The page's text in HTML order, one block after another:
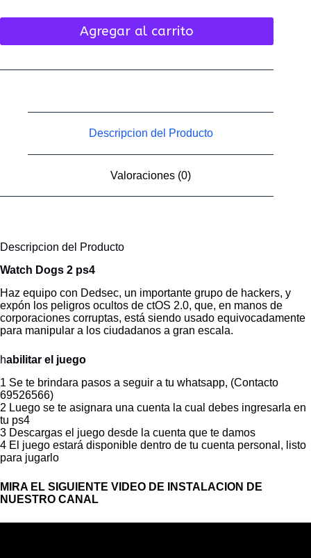
Agregar al carrito
Descripcion del Producto
Valoraciones (0)
Descripcion del Producto
Watch Dogs 2 ps4
Haz equipo con Dedsec, un importante grupo de hackers, y
expón los peligros ocultos de ctOS 2.0, que, en manos de
corporaciones corruptas, está siendo usado equivocadamente
para manipular a los ciudadanos a gran escala.
habilitar el juego
1 Se te brindara pasos a seguir a tu whatsapp, (Contacto
69526566)
2 Luego se te asignara una cuenta la cual debes ingresarla en
tu ps4
3 Descargas el juego desde la cuenta que te damos
4 El juego estará disponible dentro de tu cuenta personal, listo
para jugarlo
MIRA EL SIGUIENTE VIDEO DE INSTALACION DE
NUESTRO CANAL